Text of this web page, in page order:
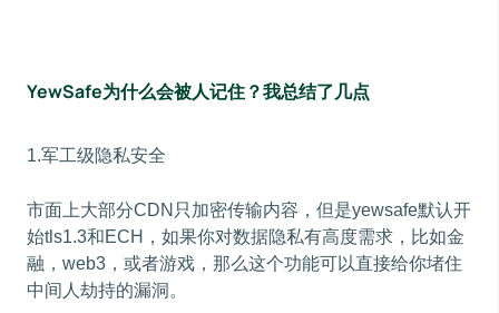
YewSafe为什么会被人记住？我总结了几点
1.军工级隐私安全
市面上大部分CDN只加密传输内容，但是yewsafe默认开
始tls1.3和ECH，如果你对数据隐私有高度需求，比如金
融，web3，或者游戏，那么这个功能可以直接给你堵住
中间人劫持的漏洞。